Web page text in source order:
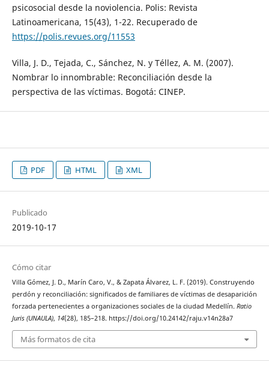
psicosocial desde la noviolencia. Polis: Revista
Latinoamericana, 15(43), 1-22. Recuperado de
https://polis.revues.org/11553
Villa, J. D., Tejada, C., Sánchez, N. y Téllez, A. M. (2007).
Nombrar lo innombrable: Reconciliación desde la
perspectiva de las víctimas. Bogotá: CINEP.
PDF HTML XML
Publicado
2019-10-17
Cómo citar
Villa Gómez, J. D., Marín Caro, V., & Zapata Álvarez, L. F. (2019). Construyendo
perdón y reconciliación: significados de familiares de víctimas de desaparición
forzada pertenecientes a organizaciones sociales de la ciudad Medellín. Ratio
Juris (UNAULA), 14(28), 185–218. https://doi.org/10.24142/raju.v14n28a7
Más formatos de cita